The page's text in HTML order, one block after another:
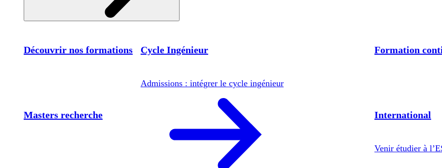
Découvrir nos formations Cycle Ingénieur
Admissions : intégrer le cycle ingénieur
Formation
International
Venir étudier à
Masters recherche